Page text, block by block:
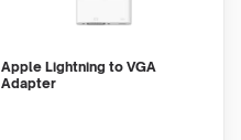
Apple Lightning to VGA
Adapter